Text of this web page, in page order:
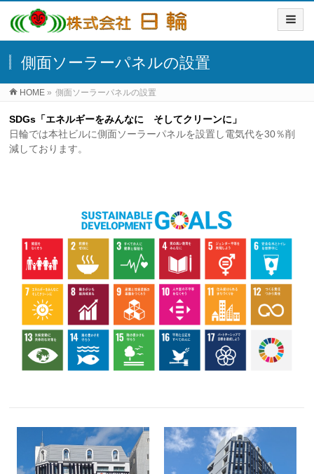
側面ソーラーパネルの設置
HOME » 側面ソーラーパネルの設置
SDGs「エネルギーをみんなに そしてクリーンに」
日輪では本社ビルに側面ソーラーパネルを設置し電気代を30％削
減しております。